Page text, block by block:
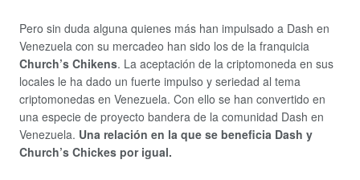
Pero sin duda alguna quienes más han impulsado a Dash en
Venezuela con su mercadeo han sido los de la franquicia
Church’s Chikens. La aceptación de la criptomoneda en sus
locales le ha dado un fuerte impulso y seriedad al tema
criptomonedas en Venezuela. Con ello se han convertido en
una especie de proyecto bandera de la comunidad Dash en
Venezuela. Una relación en la que se beneficia Dash y
Church’s Chickes por igual.